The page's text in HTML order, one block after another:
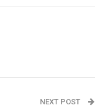
NEXT POST